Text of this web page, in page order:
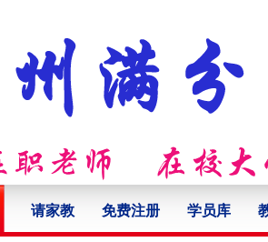
请家教 免费注册 学员库